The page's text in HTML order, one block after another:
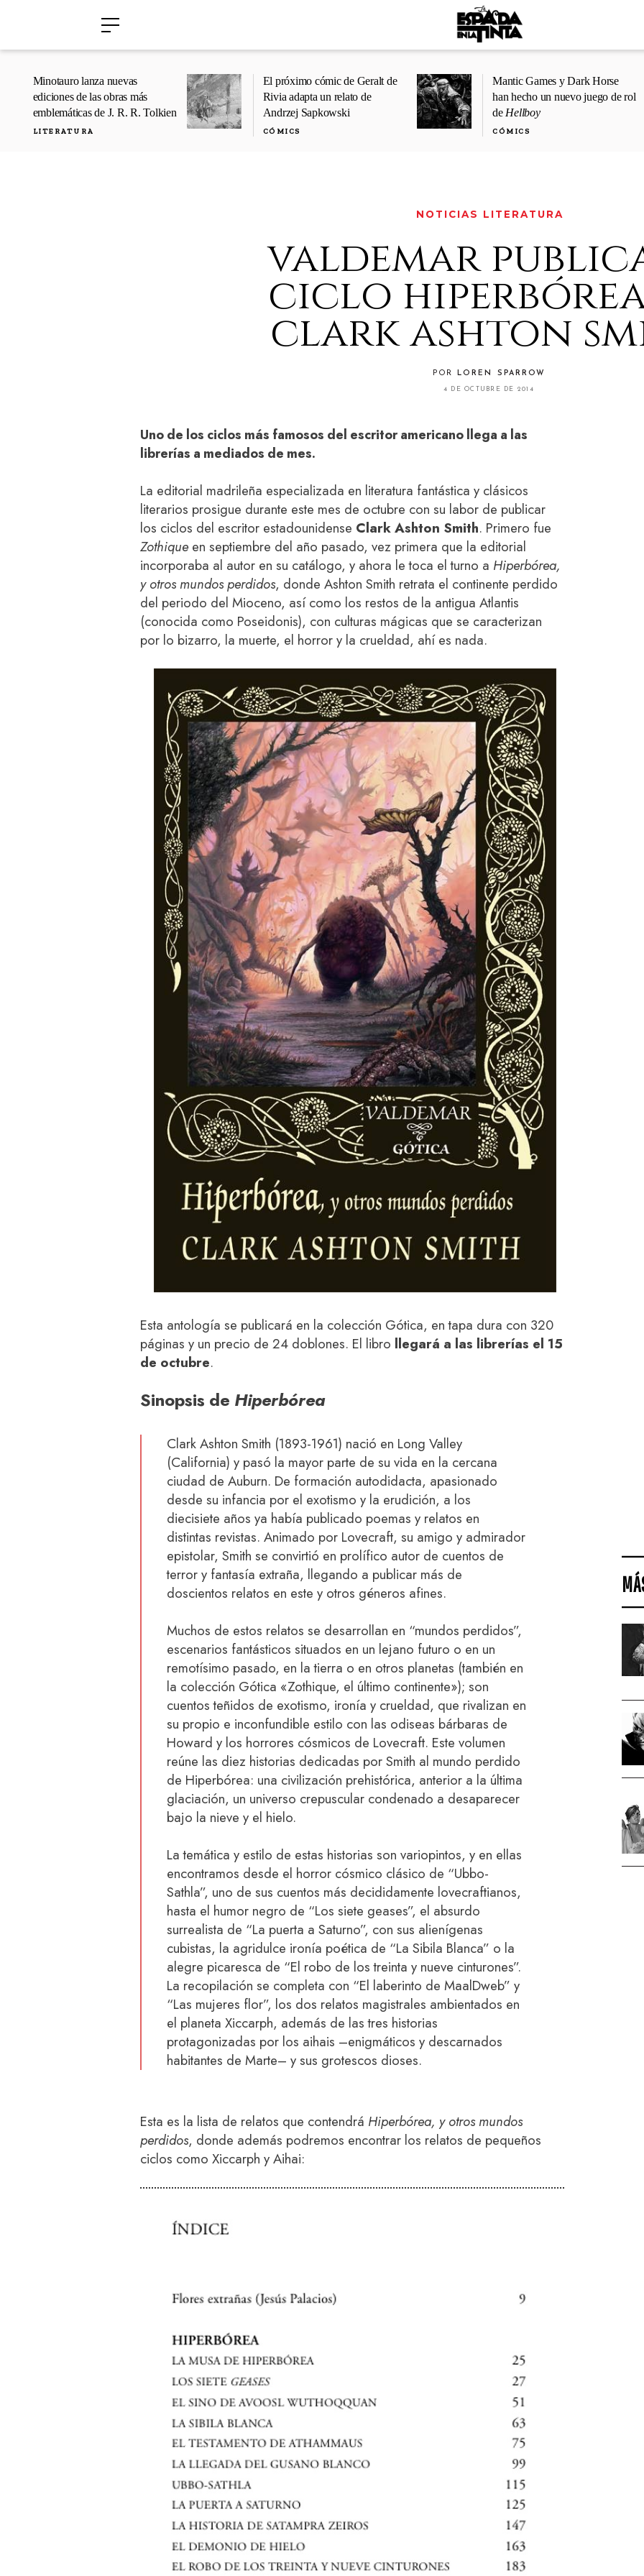
Minotauro lanza nuevas
ediciones de las obras más
emblemáticas de J. R. R. Tolkien
LITERATURA
El próximo cómic de Geralt de
Rivia adapta un relato de
Andrzej Sapkowski
CÓMICS
Mantic Games y Dark Horse
han hecho un nuevo juego de rol
de Hellboy
CÓMICS
NOTICIAS LITERATURA
valdemar
ciclo
clark ashton
POR LOREN SPARROW
4 DE OCTUBRE DE 2014
Uno de los ciclos más famosos del escritor americano llega a las
librerías a mediados de mes.
La editorial madrileña especializada en literatura fantástica y clásicos
literarios prosigue durante este mes de octubre con su labor de publicar
los ciclos del escritor estadounidense Clark Ashton Smith. Primero fue
Zothique en septiembre del año pasado, vez primera que la editorial
incorporaba al autor en su catálogo, y ahora le toca el turno a Hiperbórea,
y otros mundos perdidos, donde Ashton Smith retrata el continente perdido
del periodo del Mioceno, así como los restos de la antigua Atlantis
(conocida como Poseidonis), con culturas mágicas que se caracterizan
por lo bizarro, la muerte, el horror y la crueldad, ahí es nada.
Esta antología se publicará en la colección Gótica, en tapa dura con 320
páginas y un precio de 24 doblones. El libro llegará a las librerías el 15
de octubre.
Sinopsis de Hiperbórea
Clark Ashton Smith (1893-1961) nació en Long Valley
(California) y pasó la mayor parte de su vida en la cercana
ciudad de Auburn. De formación autodidacta, apasionado
desde su infancia por el exotismo y la erudición, a los
diecisiete años ya había publicado poemas y relatos en
distintas revistas. Animado por Lovecraft, su amigo y admirador
epistolar, Smith se convirtió en prolífico autor de cuentos de
terror y fantasía extraña, llegando a publicar más de
doscientos relatos en este y otros géneros afines.
Muchos de estos relatos se desarrollan en “mundos perdidos”,
escenarios fantásticos situados en un lejano futuro o en un
remotísimo pasado, en la tierra o en otros planetas (también en
la colección Gótica «Zothique, el último continente»); son
cuentos teñidos de exotismo, ironía y crueldad, que rivalizan en
su propio e inconfundible estilo con las odiseas bárbaras de
Howard y los horrores cósmicos de Lovecraft. Este volumen
reúne las diez historias dedicadas por Smith al mundo perdido
de Hiperbórea: una civilización prehistórica, anterior a la última
glaciación, un universo crepuscular condenado a desaparecer
bajo la nieve y el hielo.
La temática y estilo de estas historias son variopintos, y en ellas
encontramos desde el horror cósmico clásico de “Ubbo-
Sathla”, uno de sus cuentos más decididamente lovecraftianos,
hasta el humor negro de “Los siete geases”, el absurdo
surrealista de “La puerta a Saturno”, con sus alienígenas
cubistas, la agridulce ironía poética de “La Sibila Blanca” o la
alegre picaresca de “El robo de los treinta y nueve cinturones”.
La recopilación se completa con “El laberinto de MaalDweb” y
“Las mujeres flor”, los dos relatos magistrales ambientados en
el planeta Xiccarph, además de las tres historias
protagonizadas por los aihais –enigmáticos y descarnados
habitantes de Marte– y sus grotescos dioses.
Esta es la lista de relatos que contendrá Hiperbórea, y otros mundos
perdidos, donde además podremos encontrar los relatos de pequeños
ciclos como Xiccarph y Aihai:
›